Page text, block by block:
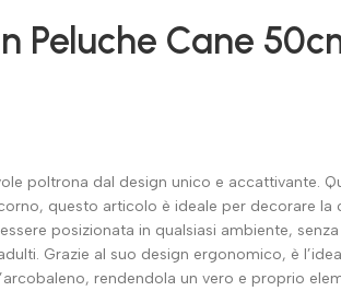
Peluche Cane
poltrona dal design unico e accattivante.
questo articolo è ideale per decorare
posizionata in qualsiasi ambiente,
Grazie al suo design ergonomico, è
rendendola un vero e proprio